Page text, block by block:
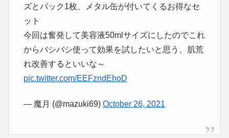
ズとパック1枚、メタル缶が付いてくるお得なセ
ット
今回は奮発して美容液50mlサイズにしたのでこれ
からバシバシ使って効果を試したいと思う、肌荒
れ改善するといいな～
pic.twitter.com/EEFzndEhoD
— 魔月 (@mazuki69) October 26, 2021